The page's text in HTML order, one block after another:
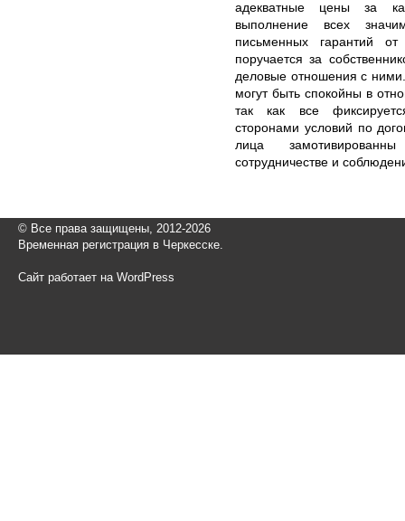
адекватные цены за
выполнение всех
письменных гарантий
поручается за
деловые отношения с
могут быть спокойны в
так как все
сторонами условий по
лица
сотрудничестве и
© Все права защищены, 2012-2026
Временная регистрация в Черкесске.
Сайт работает на WordPress